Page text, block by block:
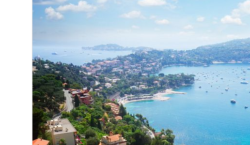
Германия
Греция
Испания
Казахстан